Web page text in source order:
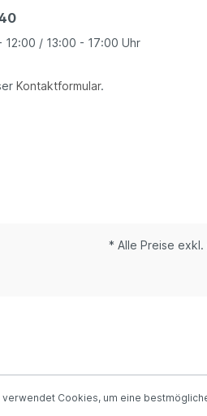
12:00 / 13:00 - 17:00 Uhr
Kontaktformular.
* Alle Preise
verwendet Cookies, um eine